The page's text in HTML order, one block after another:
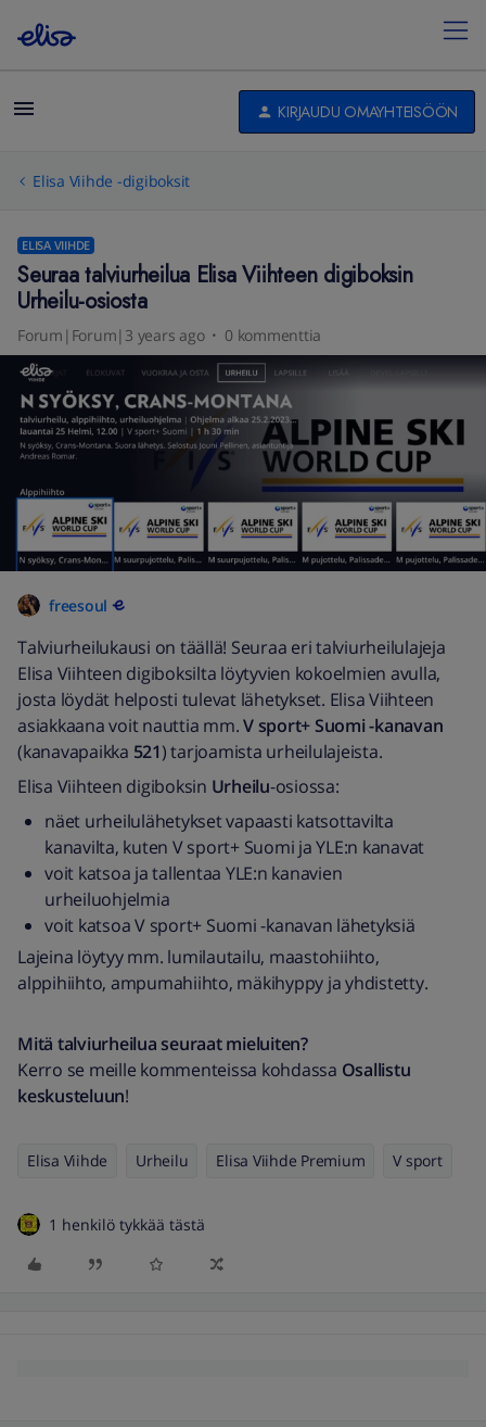
KIRJAUDU OMAYHTEISÖÖN
Elisa Viihde -digiboksit
ELISA VIIHDE
Seuraa talviurheilua Elisa Viihteen digiboksin
Urheilu-osiosta
Forum|Forum|3 years ago 0 kommenttia
freesoul
Talviurheilukausi on täällä! Seuraa eri talviurheilulajeja
Elisa Viihteen digiboksilta löytyvien kokoelmien avulla,
josta löydät helposti tulevat lähetykset. Elisa Viihteen
asiakkaana voit nauttia mm.V sport+ Suomi -kanavan
(kanavapaikka 521) tarjoamista urheilulajeista.
Elisa Viihteen digiboksin Urheilu-osiossa:
näet urheilulähetykset vapaasti katsottavilta
kanavilta, kuten V sport+ Suomi ja YLE:n kanavat
voit katsoa ja tallentaa YLE:n kanavien
urheiluohjelmia
voit katsoa V sport+ Suomi -kanavan lähetyksiä
Lajeina löytyy mm. lumilautailu, maastohiihto,
alppihiihto, ampumahiihto, mäkihyppy ja yhdistetty.
Mitä talviurheilua seuraat mieluiten?
Kerro se meille kommenteissa kohdassa Osallistu
keskusteluun!
Elisa Viihde Urheilu Elisa Viihde Premium V sport
1 henkilö tykkää tästä